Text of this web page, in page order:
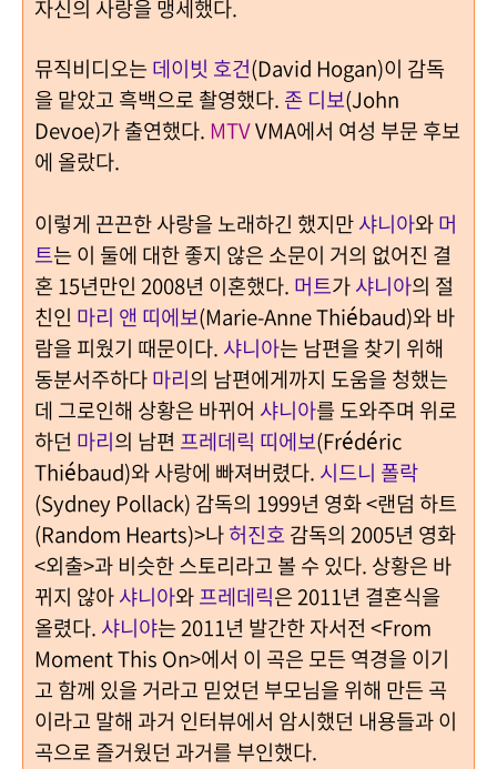
자신의 사랑을 맹세했다.
뮤직비디오는 데이빗 호건(David Hogan)이 감독
을 맡았고 흑백으로 촬영했다. 존 디보(John
Devoe)가 출연했다. MTVVMA에서 여성 부문 후보
에 올랐다.
이렇게 끈끈한 사랑을 노래하긴 했지만샤니아와머
트는 이 둘에 대한 좋지 않은 소문이 거의 없어진 결
혼 15년만인 2008년 이혼했다. 머트가샤니아의 절
친인 마리 앤 띠에보(Marie-Anne Thiébaud)와 바
람을 피웠기 때문이다. 샤니아는 남편을 찾기 위해
동분서주하다마리의 남편에게까지 도움을 청했는
데 그로인해 상황은 바뀌어 샤니아를 도와주며 위로
하던 마리의 남편 프레데릭 띠에보(Frédéric
Thiébaud)와 사랑에 빠져버렸다. 시드니 폴락
(Sydney Pollack) 감독의 1999년 영화 <랜덤 하트
(Random Hearts)>나허진호 감독의 2005년 영화
<외출>과 비슷한 스토리라고 볼 수 있다. 상황은 바
뀌지 않아샤니아와프레데릭은 2011년 결혼식을
올렸다. 샤니야는 2011년 발간한 자서전 <From
Moment This On>에서 이 곡은 모든 역경을 이기
고 함께 있을 거라고 믿었던 부모님을 위해 만든 곡
이라고 말해 과거 인터뷰에서 암시했던 내용들과 이
곡으로 즐거웠던 과거를 부인했다.